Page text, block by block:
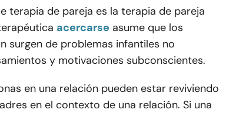
terapia de pareja es la terapia de pareja
acercarse asume que los
surgen de problemas infantiles no
y motivaciones subconscientes.
en una relación pueden estar reviviendo
en el contexto de una relación. Si una